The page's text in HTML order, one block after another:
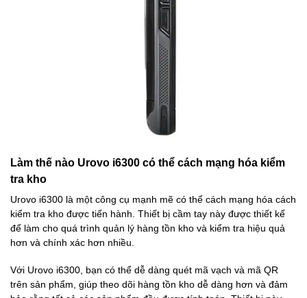
Làm thế nào Urovo i6300 có thể cách mạng hóa kiểm
tra kho
Urovo i6300 là một công cụ mạnh mẽ có thể cách mạng hóa cách
kiểm tra kho được tiến hành. Thiết bị cầm tay này được thiết kế
để làm cho quá trình quản lý hàng tồn kho và kiểm tra hiệu quả
hơn và chính xác hơn nhiều.
Với Urovo i6300, bạn có thể dễ dàng quét mã vạch và mã QR
trên sản phẩm, giúp theo dõi hàng tồn kho dễ dàng hơn và đảm